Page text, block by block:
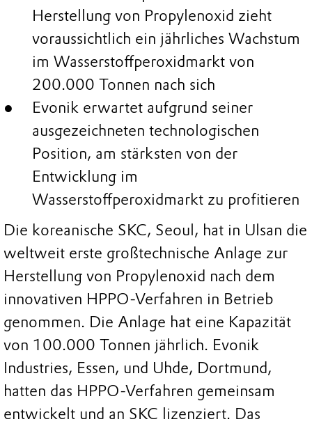
Herstellung von Propylenoxid zieht
voraussichtlich ein jährliches Wachstum
im Wasserstoffperoxidmarkt von
200.000 Tonnen nach sich
Evonik erwartet aufgrund seiner
ausgezeichneten technologischen
Position, am stärksten von der
Entwicklung im
Wasserstoffperoxidmarkt zu profitieren
Die koreanische SKC, Seoul, hat in Ulsan die
weltweit erste großtechnische Anlage zur
Herstellung von Propylenoxid nach dem
innovativen HPPO-Verfahren in Betrieb
genommen. Die Anlage hat eine Kapazität
von 100.000 Tonnen jährlich. Evonik
Industries, Essen, und Uhde, Dortmund,
hatten das HPPO-Verfahren gemeinsam
entwickelt und an SKC lizenziert. Das